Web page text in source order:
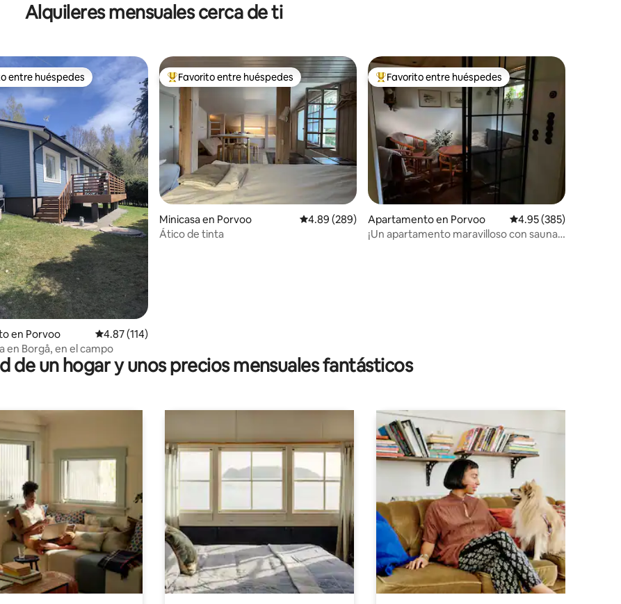
Alquileres mensuales cerca de ti
de 5, 35 reseñas
huéspedes preferido
entre huéspedes
en Porvoo Calificación promedio: 4.87 de 5, 114 reseñas
4.87 (114)
en Borgå, en el campo
Favorito entre huéspedes preferido
Favorito entre huéspedes
Minicasa en Porvoo Calificación promedio: 4.89 de 5, 289 reseñas
4.89 (289)
Ático de tinta
Favorito entre huéspedes preferido
Favorito entre huéspedes
Apartamento en Porvoo Calificación promedio:
4.95 (385)
¡Un apartamento maravilloso con sauna y
de un hogar y unos precios mensuales fantásticos